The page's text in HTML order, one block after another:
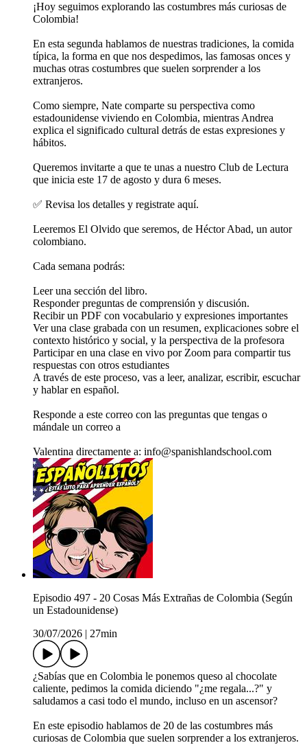
¡Hoy seguimos explorando las costumbres más curiosas de
Colombia!
En esta segunda hablamos de nuestras tradiciones, la comida
típica, la forma en que nos despedimos, las famosas onces y
muchas otras costumbres que suelen sorprender a los
extranjeros.
Como siempre, Nate comparte su perspectiva como
estadounidense viviendo en Colombia, mientras Andrea
explica el significado cultural detrás de estas expresiones y
hábitos.
Queremos invitarte a que te unas a nuestro Club de Lectura
que inicia este 17 de agosto y dura 6 meses.
✅ Revisa los detalles y registrate aquí.
Leeremos El Olvido que seremos, de Héctor Abad, un autor
colombiano.
Cada semana podrás:
Leer una sección del libro.
Responder preguntas de comprensión y discusión.
Recibir un PDF con vocabulario y expresiones importantes
Ver una clase grabada con un resumen, explicaciones sobre el
contexto histórico y social, y la perspectiva de la profesora
Participar en una clase en vivo por Zoom para compartir tus
respuestas con otros estudiantes
A través de este proceso, vas a leer, analizar, escribir, escuchar
y hablar en español.
Responde a este correo con las preguntas que tengas o
mándale un correo a
Valentina directamente a: info@spanishlandschool.com
Episodio 497 - 20 Cosas Más Extrañas de Colombia (Según
un Estadounidense)
30/07/2026
27min
¿Sabías que en Colombia le ponemos queso al chocolate
caliente, pedimos la comida diciendo "¿me regala...?" y
saludamos a casi todo el mundo, incluso en un ascensor?
En este episodio hablamos de 20 de las costumbres más
curiosas de Colombia que suelen sorprender a los extranjeros.